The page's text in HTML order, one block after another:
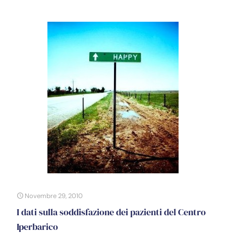
Novembre 29, 2010
I dati sulla soddisfazione dei pazienti del Centro
Iperbarico